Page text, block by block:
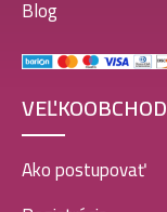
Blog
VEĽKOOBCHOD
Ako postupovať